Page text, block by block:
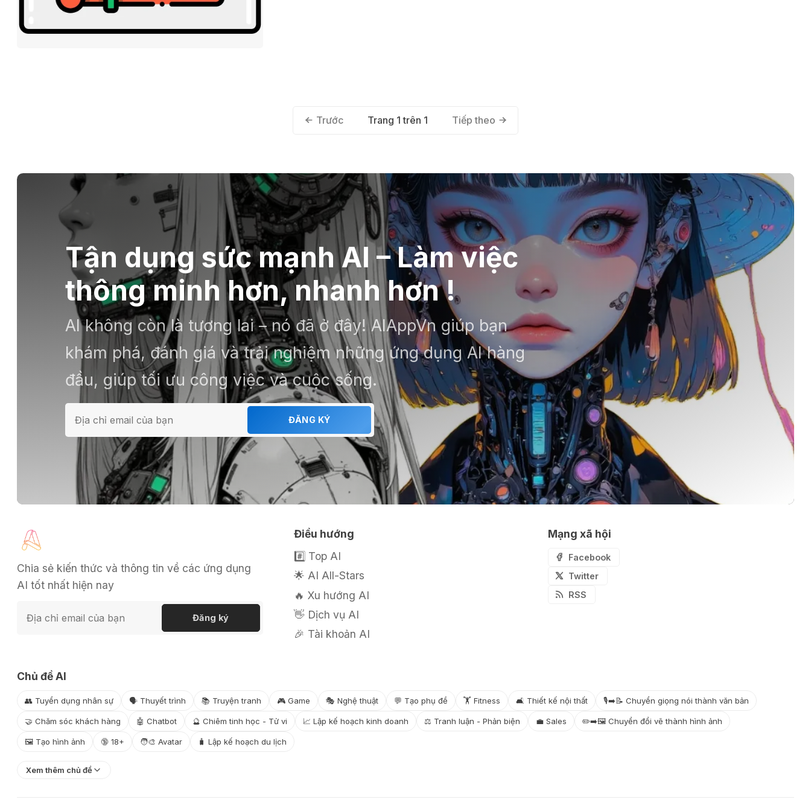
Trước Trang 1 trên 1 Tiếp theo
Tận dụng sức mạnh AI – Làm việc
thông minh hơn, nhanh hơn !
AI không còn là tương lai – nó đã ở đây! AIAppVn giúp bạn
khám phá, đánh giá và trải nghiệm những ứng dụng AI hàng
đầu, giúp tối ưu công việc và cuộc sống.
ĐĂNG KÝ
Chia sẻ kiến thức và thông tin về các ứng dụng
AI tốt nhất hiện nay
Đăng ký
Điều hướng
#️⃣ Top AI
🌟 AI All-Stars
🔥 Xu hướng AI
👋 Dịch vụ AI
🎉 Tài khoản AI
Mạng xã hội
Facebook
Twitter
RSS
Chủ đề AI
👥 Tuyển dụng nhân sự 🗣️ Thuyết trình 📚 Truyện tranh 🎮 Game 🎭 Nghệ thuật 💬 Tạo phụ đề 🏋️ Fitness 🛋️ Thiết kế nội thất 🎙️➡️📝 Chuyển giọng nói thành văn bản
🤝 Chăm sóc khách hàng 🤖 Chatbot 🔮 Chiêm tinh học - Tử vi 📈 Lập kế hoạch kinh doanh ⚖️ Tranh luận - Phản biện 💼 Sales ✏️➡️🖼️ Chuyển đổi vẽ thành hình ảnh
🖼️ Tạo hình ảnh 🔞 18+ 🧑‍🎨 Avatar 🧳 Lập kế hoạch du lịch
Xem thêm chủ đề